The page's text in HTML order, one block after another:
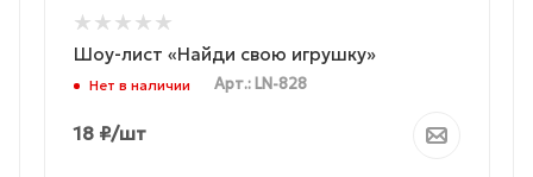
Шоу-лист «Найди свою игрушку»
Нет в наличии Арт.: LN-828
18 ₽/шт